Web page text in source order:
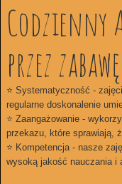
Codzienny
przez zabawę
⭐ Systematyczność -
regularne doskonalenie
⭐ Zaangażowanie -
przekazu, które sprawiają,
⭐ Kompetencja - nasze
wysoką jakość nauczania i